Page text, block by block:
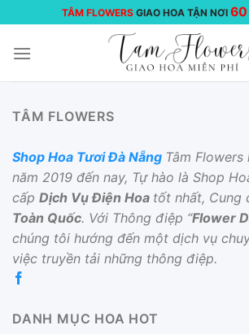
đến
nội
TÂM FLOWERS GIAO HOA TẬN NƠI 60
TÂM FLOWERS
Shop Hoa Tươi Đà Nẵng Tâm
năm 2019 đến nay, Tự hào là Shop
cấp Dịch Vụ Điện Hoa tốt nhất, Cung
Toàn Quốc. Với Thông điệp “Flower
chúng tôi hướng đến một dịch vụ
việc truyền tải những thông điệp.
DANH MỤC HOA HOT